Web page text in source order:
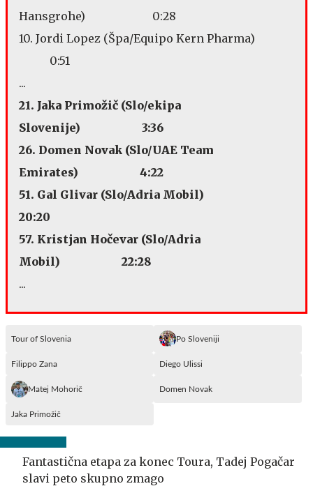
Hansgrohe) 0:28
10. Jordi Lopez (Špa/Equipo Kern Pharma)
0:51
...
21. Jaka Primožič (Slo/ekipa
Slovenije) 3:36
26. Domen Novak (Slo/UAE Team
Emirates) 4:22
51. Gal Glivar (Slo/Adria Mobil)
20:20
57. Kristjan Hočevar (Slo/Adria
Mobil) 22:28
...
Tour of Slovenia Po Sloveniji
Filippo Zana Diego Ulissi
Matej Mohorič Domen Novak
Jaka Primožič
Fantastična etapa za konec Toura, Tadej Pogačar
slavi peto skupno zmago